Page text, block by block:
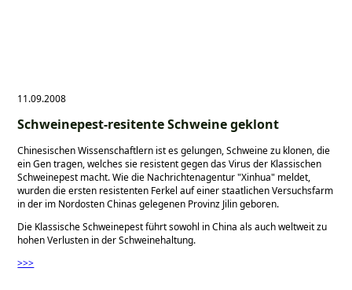
11.09.2008
Schweinepest-resitente Schweine geklont
Chinesischen Wissenschaftlern ist es gelungen, Schweine zu klonen, die
ein Gen tragen, welches sie resistent gegen das Virus der Klassischen
Schweinepest macht. Wie die Nachrichtenagentur Xinhua meldet,
wurden die ersten resistenten Ferkel auf einer staatlichen Versuchsfarm
in der im Nordosten Chinas gelegenen Provinz Jilin geboren.
Die Klassische Schweinepest führt sowohl in China als auch weltweit zu
hohen Verlusten in der Schweinehaltung.
>>>